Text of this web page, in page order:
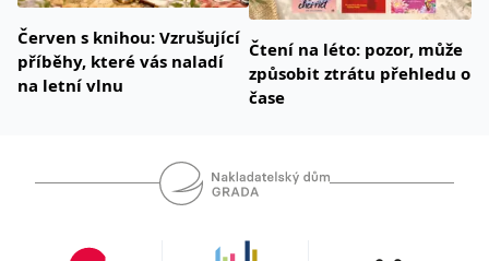
Červen s knihou: Vzrušující
příběhy, které vás naladí
na letní vlnu
Čtení na léto: pozor, může
způsobit ztrátu přehledu o
čase